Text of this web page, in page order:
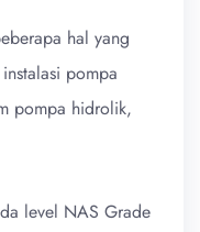
hal yang
pompa
pompa hidrolik,
level NAS Grade